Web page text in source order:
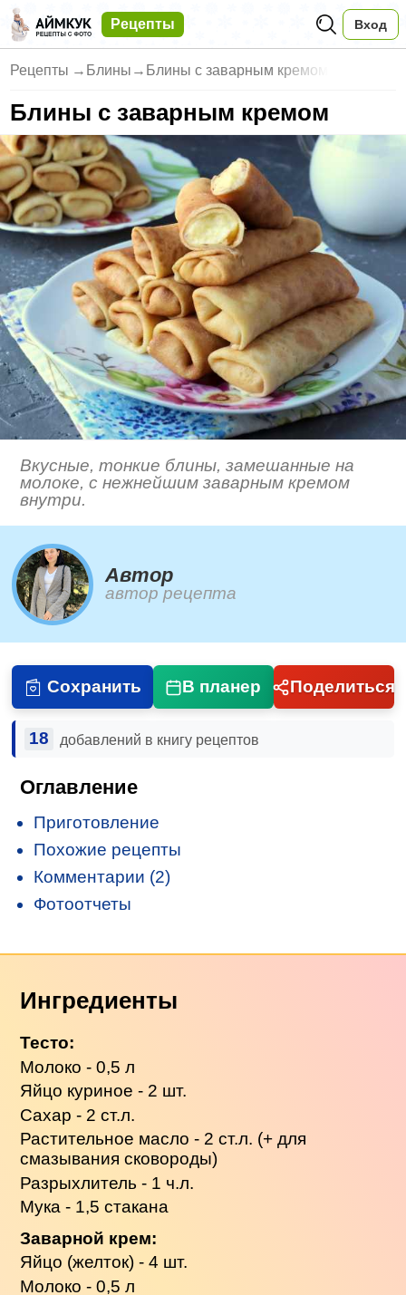
Рецепты Вход
Рецепты → Блины → Блины с заварным кремом
Блины с заварным кремом
Вкусные, тонкие блины, замешанные на
молоке, с нежнейшим заварным кремом
внутри.
Автор
автор рецепта
Сохранить В планер Поделиться
18 добавлений в книгу рецептов
Оглавление
Приготовление
Похожие рецепты
Комментарии (2)
Фотоотчеты
Ингредиенты
Тесто:
Молоко - 0,5 л
Яйцо куриное - 2 шт.
Сахар - 2 ст.л.
Растительное масло - 2 ст.л. (+ для
смазывания сковороды)
Разрыхлитель - 1 ч.л.
Мука - 1,5 стакана
Заварной крем:
Яйцо (желток) - 4 шт.
Молоко - 0,5 л